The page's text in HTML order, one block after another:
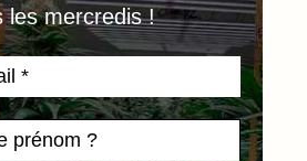
les mercredis !